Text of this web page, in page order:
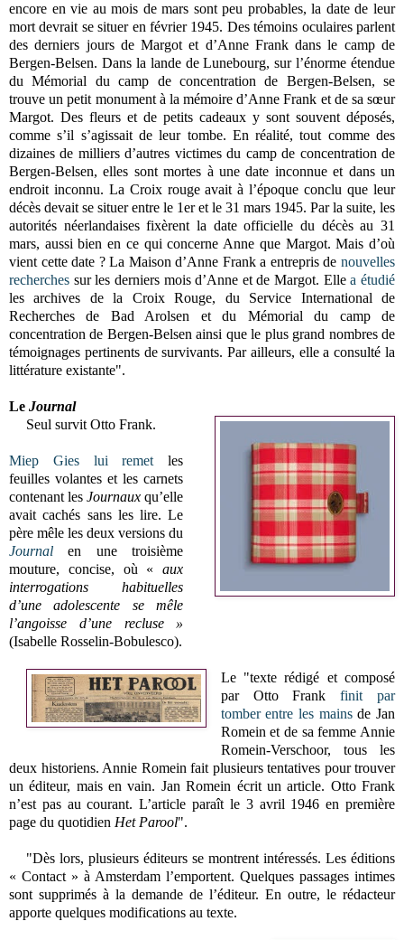
encore en vie au mois de mars sont peu probables, la date de leur
mort devrait se situer en février 1945. Des témoins oculaires parlent
des derniers jours de Margot et d’Anne Frank dans le camp de
Bergen-Belsen. Dans la lande de Lunebourg, sur l’énorme étendue
du Mémorial du camp de concentration de Bergen-Belsen, se
trouve un petit monument à la mémoire d’Anne Frank et de sa sœur
Margot. Des fleurs et de petits cadeaux y sont souvent déposés,
comme s’il s’agissait de leur tombe. En réalité, tout comme des
dizaines de milliers d’autres victimes du camp de concentration de
Bergen-Belsen, elles sont mortes à une date inconnue et dans un
endroit inconnu. La Croix rouge avait à l’époque conclu que leur
décès devait se situer entre le 1er et le 31 mars 1945. Par la suite, les
autorités néerlandaises fixèrent la date officielle du décès au 31
mars, aussi bien en ce qui concerne Anne que Margot. Mais d’où
vient cette date ? La Maison d’Anne Frank a entrepris de nouvelles
recherches sur les derniers mois d’Anne et de Margot. Ellea étudié
les archives de la Croix Rouge, du Service International de
Recherches de Bad Arolsen et du Mémorial du camp de
concentration de Bergen-Belsen ainsi que le plus grand nombres de
témoignages pertinents de survivants. Par ailleurs, elle a consulté la
littérature existante".
Le Journal
Seul survit Otto Frank.
Miep Gies lui remet les
feuilles volantes et les carnets
contenant lesJournaux qu’elle
avait cachés sans les lire. Le
père mêle les deux versions du
Journal en une troisième
mouture, concise, où «aux
interrogations habituelles
d’une adolescente se mêle
l’angoisse d’une recluse »
(Isabelle Rosselin-Bobulesco).
Le "texte rédigé et composé
par Otto Frankfinit par
tomber entre les mainsde Jan
Romein et de sa femme Annie
Romein-Verschoor, tous les
deux historiens. Annie Romein fait plusieurs tentatives pour trouver
un éditeur, mais en vain. Jan Romein écrit un article. Otto Frank
n’est pas au courant. L’article paraît le 3 avril 1946 en première
page du quotidien Het Parool".
"Dès lors, plusieurs éditeurs se montrent intéressés. Les éditions
« Contact » à Amsterdam l’emportent. Quelques passages intimes
sont supprimés à la demande de l’éditeur. En outre, le rédacteur
apporte quelques modifications au texte.